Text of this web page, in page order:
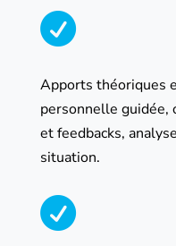

Apports théoriques
personnelle guidée,
et feedbacks,
situation.
